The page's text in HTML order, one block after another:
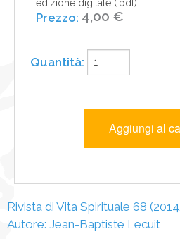
edizione digitale (.pdf)
4,00 €
Rivista di Vita Spirituale 68
Autore: Jean-Baptiste Lecuit